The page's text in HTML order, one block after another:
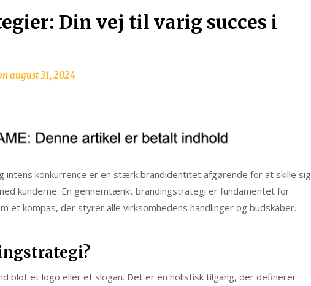
Din vej til varig succes i
august 31, 2024
konkurrence er en stærk brandidentitet afgørende for at skille sig
kunderne. En gennemtænkt brandingstrategi er fundamentet for
et kompas, der styrer alle virksomhedens handlinger og budskaber.
blot et logo eller et slogan. Det er en holistisk tilgang, der definerer